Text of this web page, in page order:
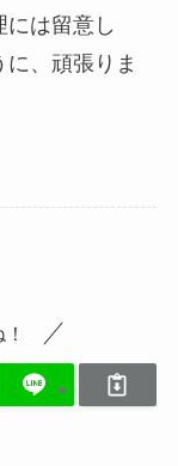
は留意し
、頑張りま